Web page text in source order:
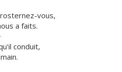
vous,
a faits.
conduit,